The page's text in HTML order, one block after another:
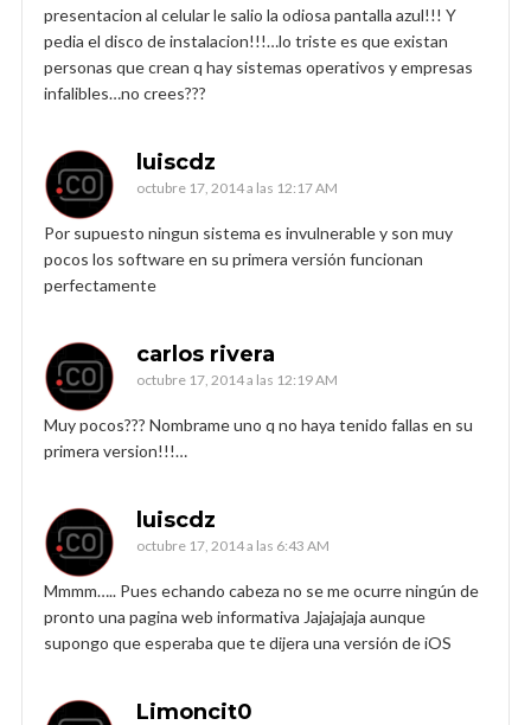
presentacion al celular le salio la odiosa pantalla azul!!! Y
pedia el disco de instalacion!!!…lo triste es que existan
personas que crean q hay sistemas operativos y empresas
infalibles…no crees???
luiscdz
octubre 17, 2014 a las 12:17 AM
Por supuesto ningun sistema es invulnerable y son muy
pocos los software en su primera versión funcionan
perfectamente
carlos rivera
octubre 17, 2014 a las 12:19 AM
Muy pocos??? Nombrame uno q no haya tenido fallas en su
primera version!!!…
luiscdz
octubre 17, 2014 a las 6:43 AM
Mmmm….. Pues echando cabeza no se me ocurre ningún de
pronto una pagina web informativa Jajajajaja aunque
supongo que esperaba que te dijera una versión de iOS
Limoncit0